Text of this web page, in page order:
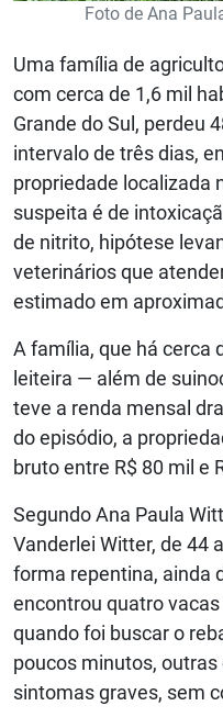
Foto de Ana
Uma família de
com cerca de 1,6 mil
Grande do Sul, perdeu
intervalo de três dias,
propriedade localizada
suspeita é de
de nitrito, hipótese
veterinários que
estimado em
A família, que há cerca
leiteira — além de
teve a renda mensal
do episódio, a
bruto entre R$ 80 mil e
Segundo Ana Paula
Vanderlei Witter, de 44
forma repentina, ainda
encontrou quatro
quando foi buscar o
poucos minutos,
sintomas graves, sem